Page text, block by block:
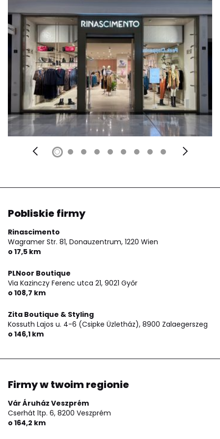
Pobliskie firmy
Rinascimento
Wagramer Str. 81, Donauzentrum, 1220 Wien
o 17,5 km
PLNoor Boutique
Via Kazinczy Ferenc utca 21, 9021 Győr
o 108,7 km
Zita Boutique & Styling
Kossuth Lajos u. 4-6 (Csipke Üzletház), 8900 Zalaegerszeg
o 146,1 km
Firmy w twoim regionie
Vár Áruház Veszprém
Cserhát ltp. 6, 8200 Veszprém
o 164,2 km